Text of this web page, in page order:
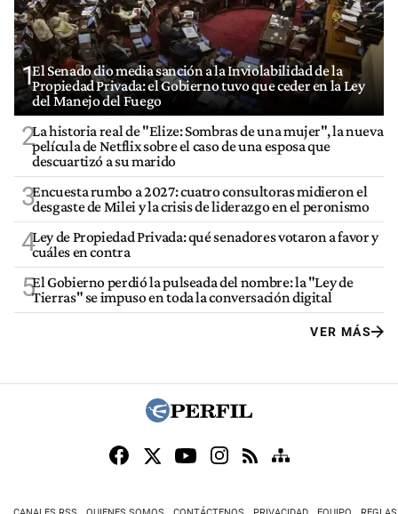
1El Senado dio media sanción a la Inviolabilidad de la
Propiedad Privada: el Gobierno tuvo que ceder en la Ley
del Manejo del Fuego
2La historia real de "Elize: Sombras de una mujer", la nueva
película de Netflix sobre el caso de una esposa que
descuartizó a su marido
3Encuesta rumbo a 2027: cuatro consultoras midieron el
desgaste de Milei y la crisis de liderazgo en el peronismo
4Ley de Propiedad Privada: qué senadores votaron a favor y
cuáles en contra
5El Gobierno perdió la pulseada del nombre: la "Ley de
Tierras" se impuso en toda la conversación digital
VER MÁS